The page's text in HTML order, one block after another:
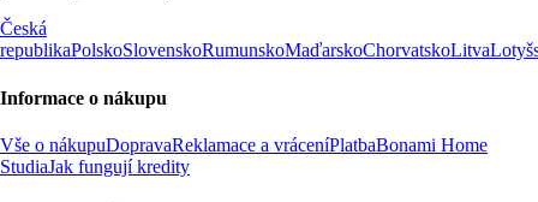
Česká
republikaPolskoSlovenskoRumunskoMaďarskoChorvatskoLitva
Informace o nákupu
Vše o nákupuDopravaReklamace a vráceníPlatbaBonami Home
StudiaJak fungují kredity